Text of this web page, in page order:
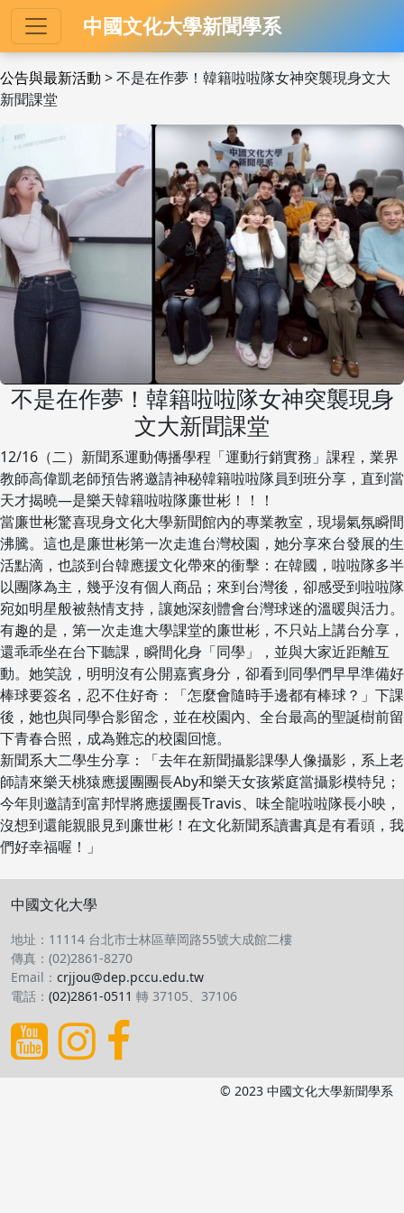
中國文化大學新聞學系
公告與最新活動 > 不是在作夢！韓籍啦啦隊女神突襲現身文大
新聞課堂
不是在作夢！韓籍啦啦隊女神突襲現身
文大新聞課堂
12/16（二）新聞系運動傳播學程「運動行銷實務」課程，業界
教師高偉凱老師預告將邀請神秘韓籍啦啦隊員到班分享，直到當
天才揭曉—是樂天韓籍啦啦隊廉世彬！！！
當廉世彬驚喜現身文化大學新聞館內的專業教室，現場氣氛瞬間
沸騰。這也是廉世彬第一次走進台灣校園，她分享來台發展的生
活點滴，也談到台韓應援文化帶來的衝擊：在韓國，啦啦隊多半
以團隊為主，幾乎沒有個人商品；來到台灣後，卻感受到啦啦隊
宛如明星般被熱情支持，讓她深刻體會台灣球迷的溫暖與活力。
有趣的是，第一次走進大學課堂的廉世彬，不只站上講台分享，
還乖乖坐在台下聽課，瞬間化身「同學」，並與大家近距離互
動。她笑說，明明沒有公開嘉賓身分，卻看到同學們早早準備好
棒球要簽名，忍不住好奇：「怎麼會隨時手邊都有棒球？」下課
後，她也與同學合影留念，並在校園內、全台最高的聖誕樹前留
下青春合照，成為難忘的校園回憶。
新聞系大二學生分享：「去年在新聞攝影課學人像攝影，系上老
師請來樂天桃猿應援團團長Aby和樂天女孩紫庭當攝影模特兒；
今年則邀請到富邦悍將應援團長Travis、味全龍啦啦隊長小映，
沒想到還能親眼見到廉世彬！在文化新聞系讀書真是有看頭，我
們好幸福喔！」
中國文化大學
地址：11114 台北市士林區華岡路55號大成館二樓
傳真：(02)2861-8270
Email： crjjou@dep.pccu.edu.tw
電話： (02)2861-0511 轉 37105、37106
© 2023 中國文化大學新聞學系